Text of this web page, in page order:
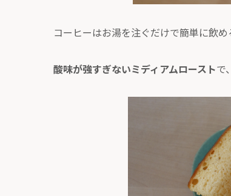
コーヒーはお湯を注ぐだけで簡単に飲め
酸味が強すぎないミディアムローストで